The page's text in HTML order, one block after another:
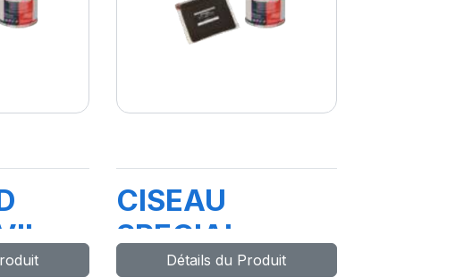
CISEAU
SPECIAL
Détails du Produit